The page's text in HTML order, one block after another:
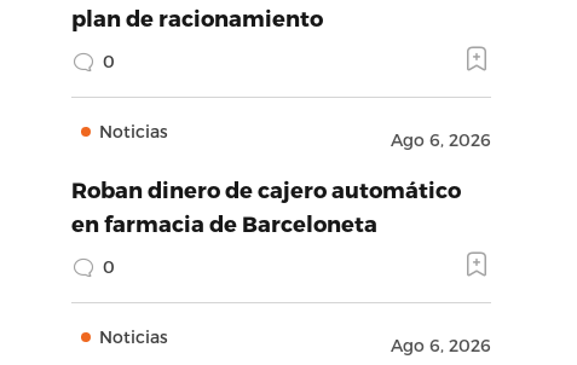
plan de racionamiento
0
Noticias Ago 6, 2026
Roban dinero de cajero automático
en farmacia de Barceloneta
0
Noticias Ago 6, 2026